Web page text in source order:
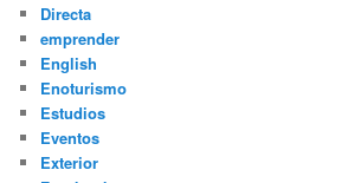
Directa
emprender
English
Enoturismo
Estudios
Eventos
Exterior